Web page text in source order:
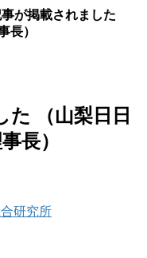
が掲載されました
長）
た （山梨日日
長）
研究所